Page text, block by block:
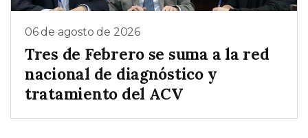
06 de agosto de 2026
Tres de Febrero se suma a la red
nacional de diagnóstico y
tratamiento del ACV